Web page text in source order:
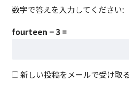
数字で答えを入力してください:
fourteen − 3 =
新しい投稿をメールで受け取る